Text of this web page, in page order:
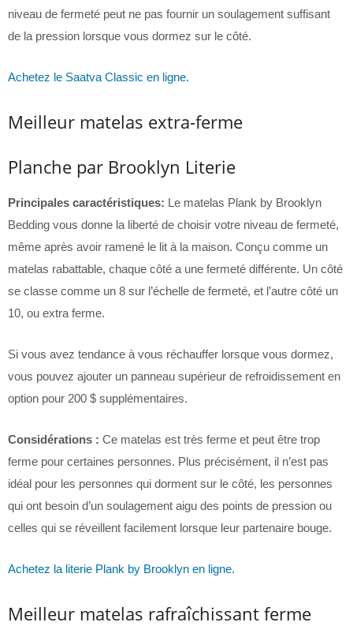
niveau de fermeté peut ne pas fournir un soulagement suffisant
de la pression lorsque vous dormez sur le côté.
Achetez le Saatva Classic en ligne.
Meilleur matelas extra-ferme
Planche par Brooklyn Literie
Principales caractéristiques: Le matelas Plank by Brooklyn
Bedding vous donne la liberté de choisir votre niveau de fermeté,
même après avoir ramené le lit à la maison. Conçu comme un
matelas rabattable, chaque côté a une fermeté différente. Un côté
se classe comme un 8 sur l’échelle de fermeté, et l’autre côté un
10, ou extra ferme.
Si vous avez tendance à vous réchauffer lorsque vous dormez,
vous pouvez ajouter un panneau supérieur de refroidissement en
option pour 200 $ supplémentaires.
Considérations : Ce matelas est très ferme et peut être trop
ferme pour certaines personnes. Plus précisément, il n’est pas
idéal pour les personnes qui dorment sur le côté, les personnes
qui ont besoin d’un soulagement aigu des points de pression ou
celles qui se réveillent facilement lorsque leur partenaire bouge.
Achetez la literie Plank by Brooklyn en ligne.
Meilleur matelas rafraîchissant ferme